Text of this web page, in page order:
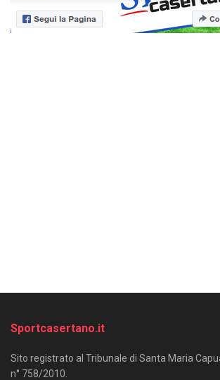
Sportcasertano.it
Sito registrato al Tribunale di Santa Maria
n° 758/2010.